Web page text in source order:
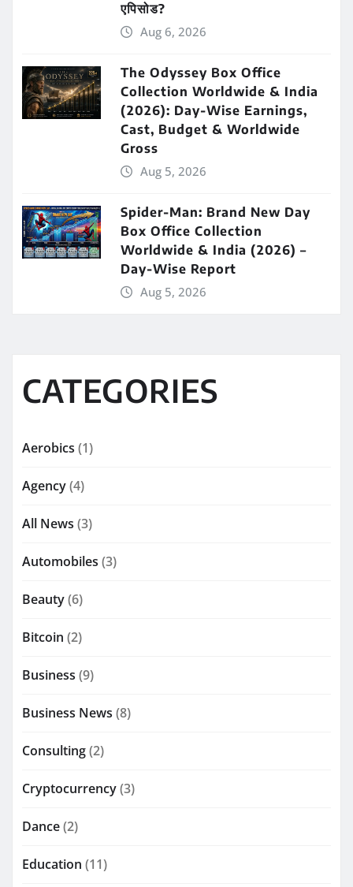
एपिसोड?
Aug 6, 2026
The Odyssey Box Office
Collection Worldwide & India
(2026): Day-Wise Earnings,
Cast, Budget & Worldwide
Gross
Aug 5, 2026
Spider-Man: Brand New Day
Box Office Collection
Worldwide & India (2026) –
Day-Wise Report
Aug 5, 2026
CATEGORIES
Aerobics (1)
Agency(4)
All News (3)
Automobiles (3)
Beauty(6)
Bitcoin (2)
Business (9)
Business News (8)
Consulting(2)
Cryptocurrency(3)
Dance(2)
Education (11)